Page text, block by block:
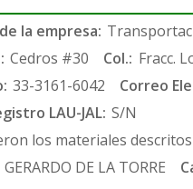
la empresa:
Cedros #30 Col.: Fracc.
33-3161-6042 Correo
LAU-JAL: S/N
los materiales
GERARDO DE LA TORRE